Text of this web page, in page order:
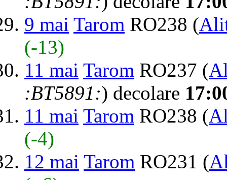
9 mai Tarom RO238 (
(-13)
11 mai Tarom RO237 (
:BT5891:) decolare
11 mai Tarom RO238 (
(-4)
12 mai Tarom RO231 (